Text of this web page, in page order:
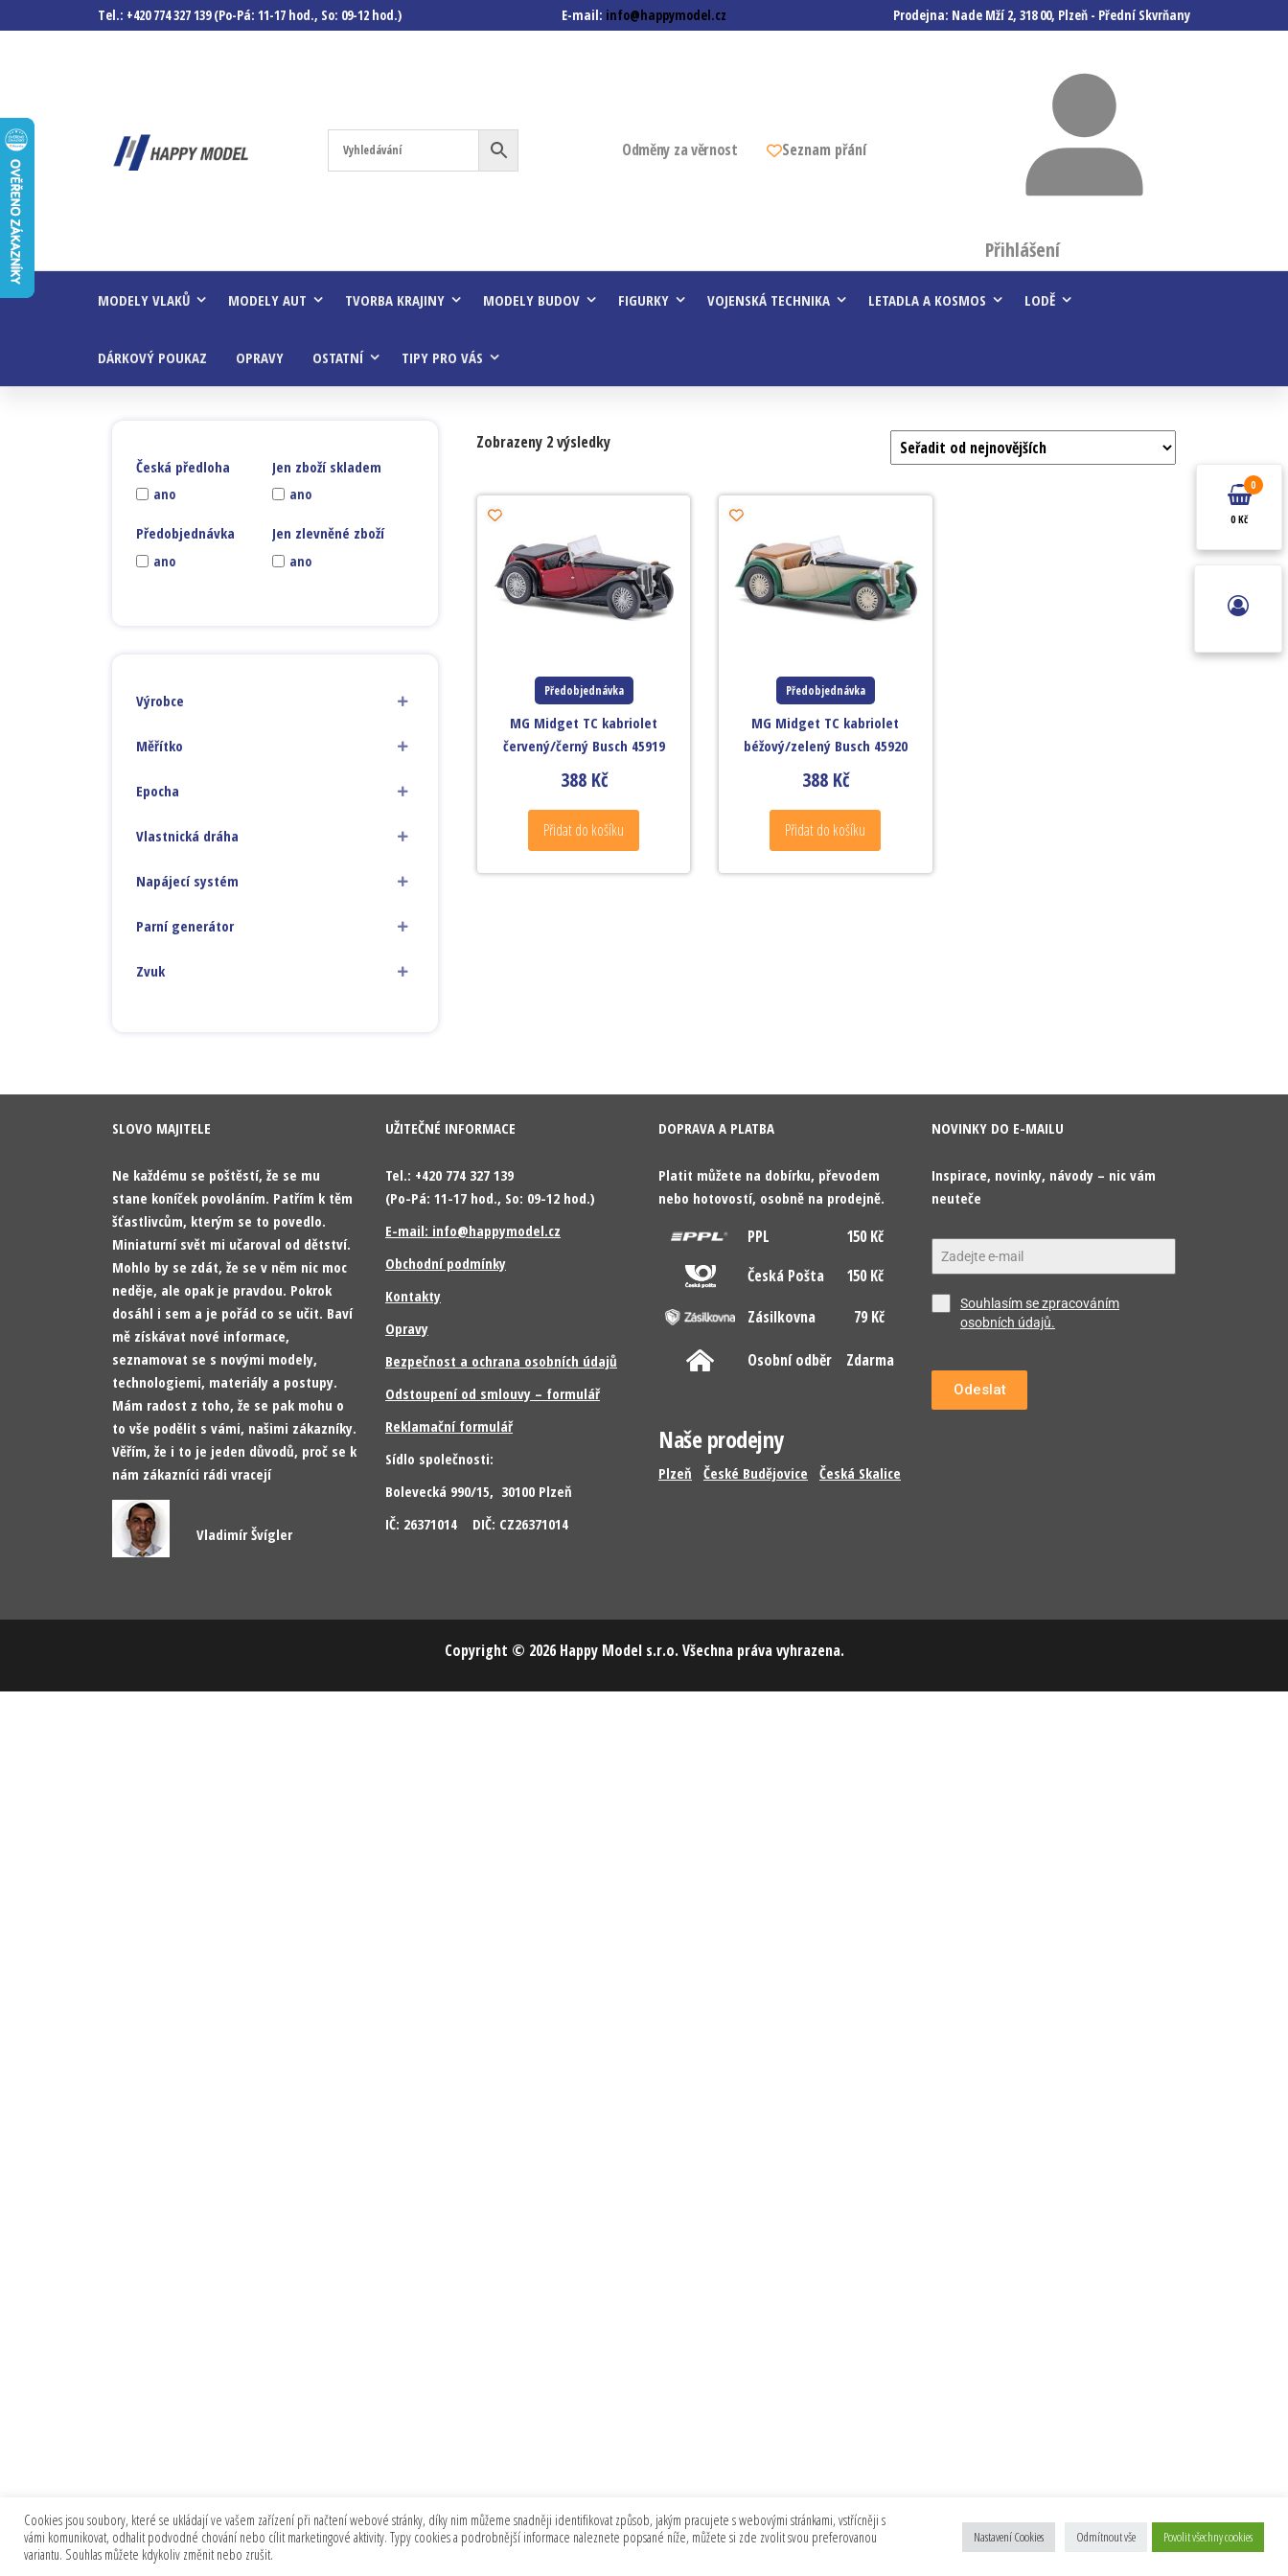
Tel.: +420 774 327 139 (Po-Pá: 11-17 hod., So: 09-12 hod.) E-mail: info@happymodel.cz Prodejna: Nade Mží 2, 318 00, Plzeň - Přední Skvrňany
Happymodel.cz
modelová
Odměny za věrnost Seznam přání
Přihlášení
MODELY VLAKŮ MODELY AUT TVORBA KRAJINY MODELY BUDOV FIGURKY VOJENSKÁ TECHNIKA LETADLA A KOSMOS LODĚ
DÁRKOVÝ POUKAZ OPRAVY OSTATNÍ TIPY PRO VÁS
Zobrazeny 2 výsledky
Předobjednávka
MG Midget TC kabriolet
červený/černý Busch 45919
388 Kč
Přidat do košíku
Předobjednávka
MG Midget TC kabriolet
béžový/zelený Busch 45920
388 Kč
Přidat do košíku
Česká předloha
ano
Jen zboží skladem
ano
Předobjednávka
ano
Jen zlevněné zboží
ano
Výrobce
Měřítko
Epocha
Vlastnická dráha
Napájecí systém
Parní generátor
Zvuk
SLOVO MAJITELE
Ne každému se poštěstí, že se mu
stane koníček povoláním. Patřím k těm
šťastlivcům, kterým se to povedlo.
Miniaturní svět mi učaroval od dětství.
Mohlo by se zdát, že se v něm nic moc
neděje, ale opak je pravdou. Pokrok
dosáhl i sem a je pořád co se učit. Baví
mě získávat nové informace,
seznamovat se s novými modely,
technologiemi, materiály a postupy.
Mám radost z toho, že se pak mohu o
to vše podělit s vámi, našimi zákazníky.
Věřím, že i to je jeden důvodů, proč se k
nám zákazníci rádi vracejí
Vladimír Švígler
UŽITEČNÉ INFORMACE
Tel.: +420 774 327 139
(Po-Pá: 11-17 hod., So: 09-12 hod.)
E-mail: info@happymodel.cz
Obchodní podmínky
Kontakty
Opravy
Bezpečnost a ochrana osobních údajů
Odstoupení od smlouvy – formulář
Reklamační formulář
Sídlo společnosti:
Bolevecká 990/15, 30100 Plzeň
IČ: 26371014 DIČ: CZ26371014
DOPRAVA A PLATBA
Platit můžete na dobírku, převodem
nebo hotovostí, osobně na prodejně.
PPL
150 Kč
Česká Pošta
150 Kč
Zásilkovna
79 Kč
Osobní odběr Zdarma
Naše prodejny
Plzeň České Budějovice Česká Skalice
NOVINKY DO E-MAILU
Inspirace, novinky, návody – nic vám
neuteče
Souhlasím se zpracováním
osobních údajů.
Odeslat
Copyright © 2026 Happy Model s.r.o. Všechna práva vyhrazena.
0
0 Kč
Cookies jsou soubory, které se ukládají ve vašem zařízení při načtení webové stránky, díky nim můžeme snadněji identifikovat způsob, jakým pracujete s webovými stránkami, vstřícněji s
vámi komunikovat, odhalit podvodné chování nebo cílit marketingové aktivity. Typy cookies a podrobnější informace naleznete popsané níže, můžete si zde zvolit svou preferovanou
variantu. Souhlas můžete kdykoliv změnit nebo zrušit.
Nastavení Cookies Odmítnout vše Povolit všechny cookies